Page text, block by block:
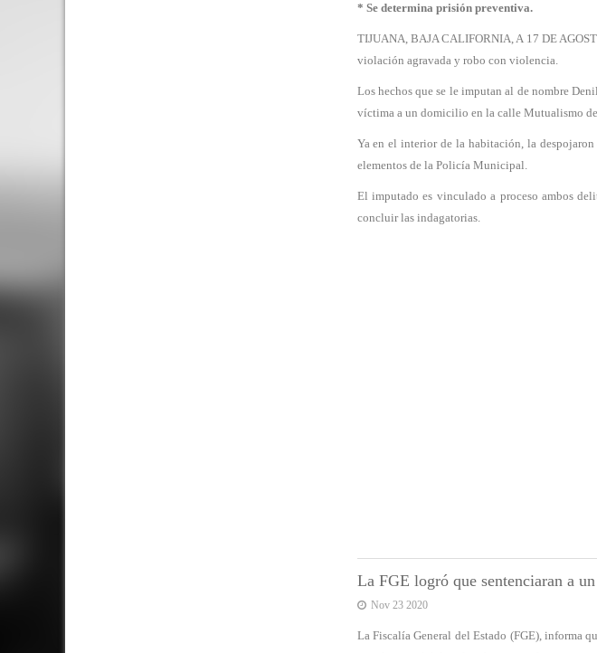
* Se determina prisión preventiva.
TIJUANA, BAJA CALIFORNIA, A 17 DE
violación agravada y robo con violencia.
Los hechos que se le imputan al de nombre
víctima a un domicilio en la calle Mutualismo
Ya en el interior de la habitación, la despojaron
elementos de la Policía Municipal.
El imputado es vinculado a proceso ambos
concluir las indagatorias.
La FGE logró que sentenciaran a
Nov 23 2020
La Fiscalía General del Estado (FGE), informa